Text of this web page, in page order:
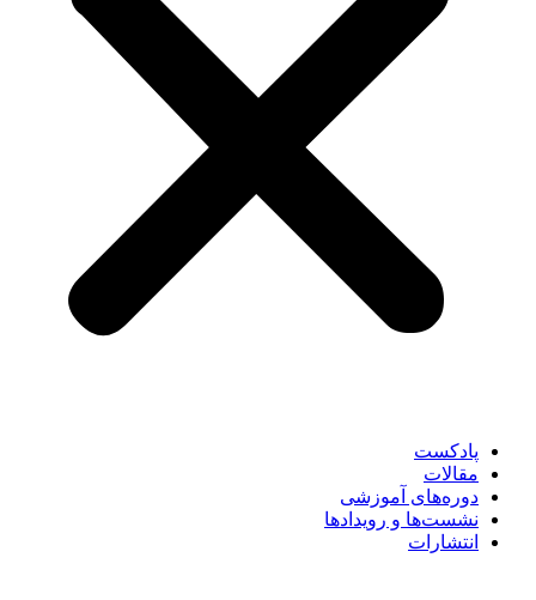
پادکست
مقالات
دوره‌های آموزشی
نشست‌ها و رویدادها
انتشارات